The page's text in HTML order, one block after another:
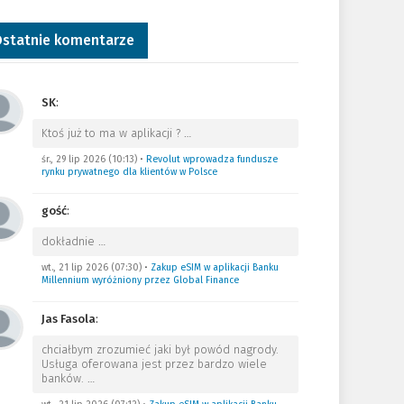
komentarze
SK:
Ktoś już to ma w aplikacji ? …
śr., 29 lip 2026 (10:13)• Revolut wprowadza fundusze
rynku prywatnego dla klientów w Polsce
gość:
dokładnie …
wt., 21 lip 2026 (07:30)• Zakup eSIM w aplikacji Banku
Millennium wyróżniony przez Global Finance
Jas Fasola:
chciałbym zrozumieć jaki był powód nagrody.
Usługa oferowana jest przez bardzo wiele
banków. …